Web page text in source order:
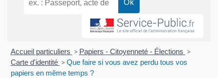
Accueil particuliers > Papiers - Citoyenneté - Élections >
Carte d'identité > Que faire si vous avez perdu tous vos
papiers en même temps ?